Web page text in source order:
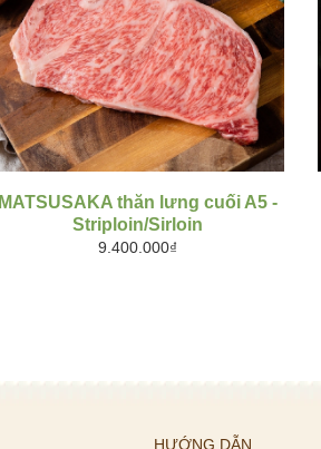
MUA HÀNG
MATSUSAKA thăn lưng cuối A5 -
Striploin/Sirloin
9.400.000₫
HƯỚNG DẪN